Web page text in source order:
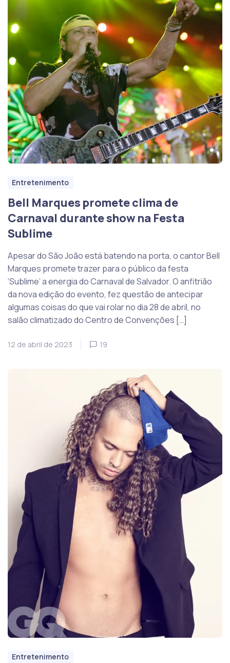
Entretenimento
Bell Marques promete clima de
Carnaval durante show na Festa
Sublime
Apesar do São João está batendo na porta, o cantor Bell
Marques promete trazer para o público da festa
‘Sublime’ a energia do Carnaval de Salvador. O anfitrião
da nova edição do evento, fez questão de antecipar
algumas coisas do que vai rolar no dia 28 de abril, no
salão climatizado do Centro de Convenções […]
12 de abril de 2023 19
Entretenimento